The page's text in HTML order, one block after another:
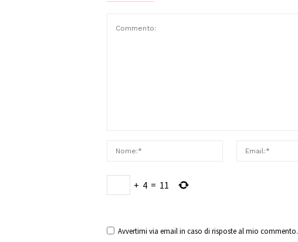
+ 4 = 11
Avvertimi via email in caso di risposte al mio commento.